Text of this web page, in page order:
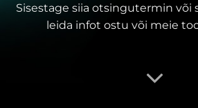
Sisestage siia otsingutermin või
leida infot ostu või meie